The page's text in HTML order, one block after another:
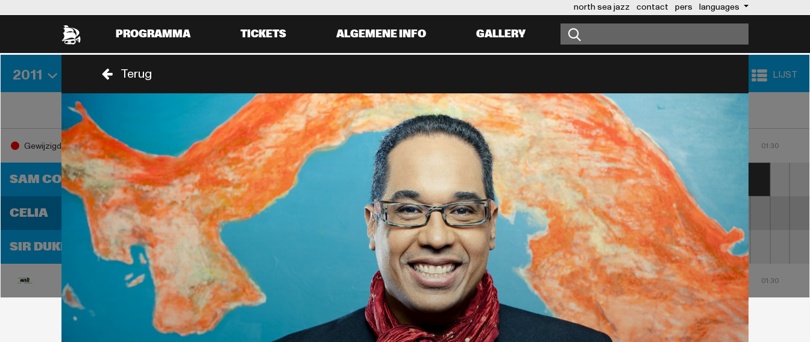
north sea jazz contact pers languages
PROGRAMMA TICKETS ALGEMENE INFO GALLERY
2011 VRIJDAG 2 SEPTEMBER LIJST
Gewijzigd
SAM COOKE
CELIA
SIR DUKE
18:00 18:30 19:00 19:30 20:00 20:30 21:30 22:00 22:30 23:00 23:30 00:00 01:30
EARTH, WIND & FIRE STING
DANILO PEREZ TRIO BRANFORD MARSALIS
QUARTET
PONCHO SANCHEZ AND
HIS LATIN JAZZ BAND
LEVI SILVANIE SHARON JONES &
THE DAP KINGS
18:00 18:30 19:00 20:30 21:00 21:30 22:00 22:30 23:00 23:30 00:00 00:30 01:00 01:30
Terug